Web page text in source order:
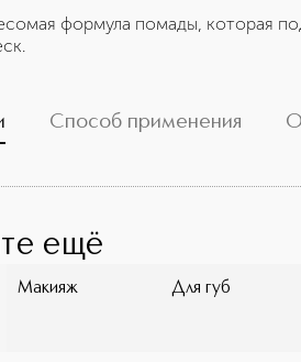
формула помады, которая
Способ применения
ещё
Макияж Для губ